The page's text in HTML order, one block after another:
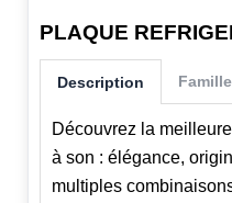
PLAQUE
Description
Découvrez la
à son : élégance,
multiples
Famille